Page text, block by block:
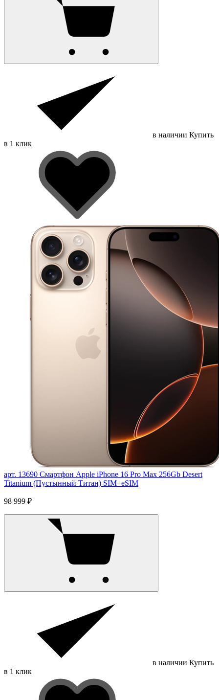
в наличии Купить
в 1 клик
арт. 13690 Смартфон Apple iPhone 16 Pro Max 256Gb Desert
Titanium (Пустынный Титан) SIM+eSIM
98 999 ₽
в наличии Купить
в 1 клик